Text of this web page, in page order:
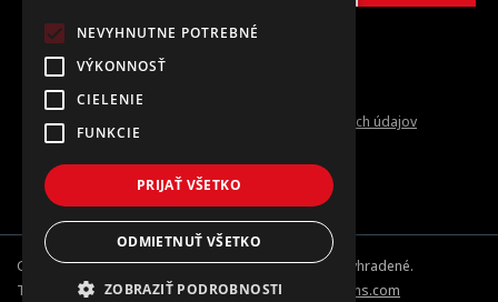
Prečítal(a) som si a súhlasím s Ochrana osobných údajov
Copyright © 2024-26, carbon-vinyl.sk, Všetky práva vyhradené.
Tvorba internetových obchodov odopencart-solutions.com
NEVYHNUTNE POTREBNÉ
VÝKONNOSŤ
CIELENIE
FUNKCIE
PRIJAŤ VŠETKO
ODMIETNUŤ VŠETKO
ZOBRAZIŤ PODROBNOSTI